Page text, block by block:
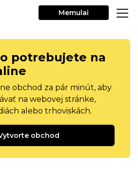
Memulai
potrebujete na
obchod za pár minút, aby
na webovej stránke,
alebo trhoviskách.
obchod